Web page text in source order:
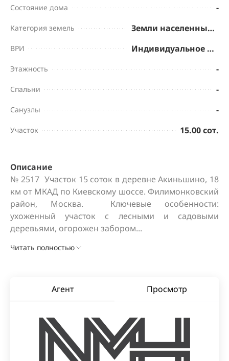
Состояние дома -
Категория земель Земли населенных пунктов
ВРИ Индивидуальное жилищное строительство
Этажность -
Спальни -
Санузлы -
Участок 15.00 сот.
Описание
№ 2517  Участок 15 соток в деревне Акиньшино, 18
км от МКАД по Киевскому шоссе. Филимонковский
район, Москва.  Ключевые особенности:
ухоженный участок с лесными и садовыми
деревьями, огорожен забором...
Читать полностью
Агент Просмотр